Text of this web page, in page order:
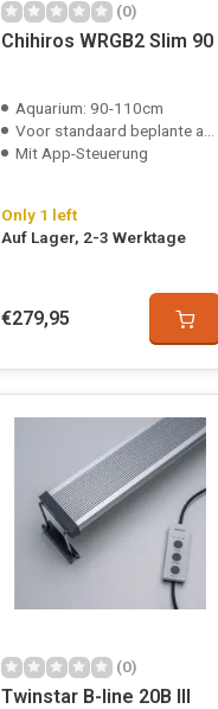
(0)
Chihiros WRGB2 Slim 90
Aquarium: 90-110cm
Voor standaard beplante aquaria
Mit App-Steuerung
Only 1 left
Auf Lager, 2-3 Werktage
€279,95
(0)
Twinstar B-line 20B III